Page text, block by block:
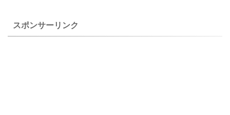
スポンサーリンク